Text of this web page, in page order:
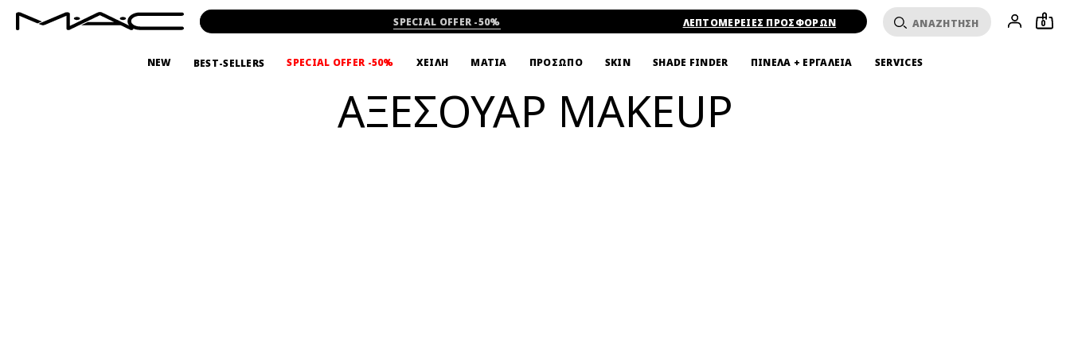
SPECIAL OFFER -50% ΛΕΠΤΟΜΕΡΕΙΕΣ ΠΡΟΣΦΟΡΩΝ 0
NEW BEST-SELLERS SPECIAL OFFER -50% ΧΕΙΛΗ ΜΑΤΙΑ ΠΡΟΣΩΠΟ SKIN SHADE FINDER ΠΙΝΕΛΑ + ΕΡΓΑΛΕΙΑ SERVICES
ΑΞΕΣΟΥΑΡ MAKEUP